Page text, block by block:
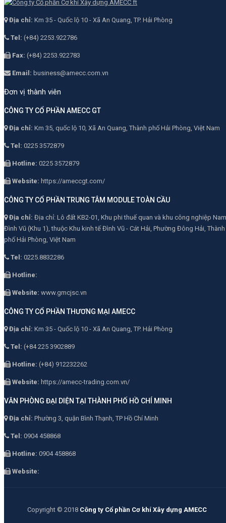
Địa chỉ: Km 35 - Quốc lộ 10 - Xã An Quang, TP. Hải Phòng
Tel: (+84) 2253.922786
Fax: (+84) 2253.922783
Email: business@amecc.com.vn
Đơn vị thành viên
CÔNG TY CỔ PHẦN AMECC GT
Địa chỉ: Km 35, quốc lộ 10, Xã An Quang, Thành phố Hải Phòng, Việt Nam
Tel: 0225 3572879
Hotline: 0225 3572879
Website: https://ameccgt.com/
CÔNG TY CỔ PHẦN TRUNG TÂM MODULE TOÀN CẦU
Địa chỉ: Địa chỉ: Lô đất KB2-01, Khu phi thuế quan và khu công nghiệp Nam
Đình Vũ (Khu 1), thuộc Khu kinh tế Đình Vũ - Cát Hải, Phường Đông Hải, Thành
phố Hải Phòng, Việt Nam
Tel: 0225.8832286
Hotline:
Website: www.gmcjsc.vn
CÔNG TY CỔ PHẦN THƯƠNG MẠI AMECC
Địa chỉ: Km 35 - Quốc lộ 10 - Xã An Quang, TP. Hải Phòng
Tel: (+84 225 3902889
Hotline: (+84) 912232262
Website: https://amecc-trading.com.vn/
VĂN PHÒNG ĐẠI DIỆN TẠI THÀNH PHỐ HỒ CHÍ MINH
Địa chỉ: Phường 3, quận Bình Thạnh, TP Hồ Chí Minh
Tel: 0904 458868
Hotline: 0904 458868
Website:
Copyright © 2018 Công ty Cổ phần Cơ khí Xây dựng AMECC